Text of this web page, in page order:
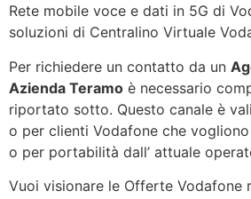
Rete mobile voce e dati in 5G di
soluzioni di Centralino Virtuale
Per richiedere un contatto da un
Azienda Teramo è necessario
riportato sotto. Questo canale è
o per clienti Vodafone che
o per portabilità dall’ attuale
Vuoi visionare le Offerte Vodafone